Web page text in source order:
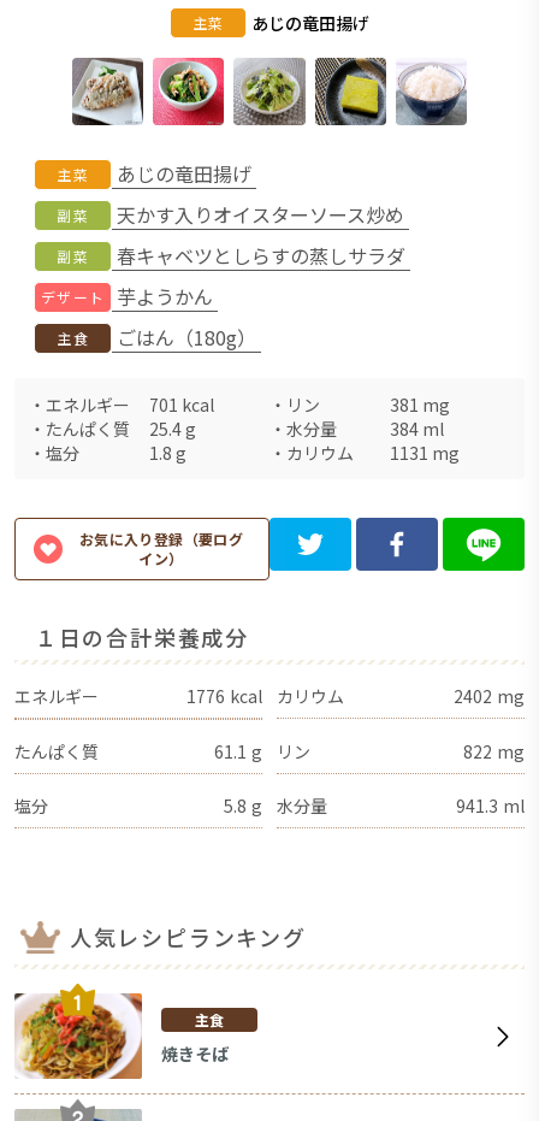
主菜 あじの竜田揚げ
主菜 あじの竜田揚げ
副菜 天かす入りオイスターソース炒め
副菜 春キャベツとしらすの蒸しサラダ
デザート 芋ようかん
主食 ごはん（180g）
・ エネルギー 701 kcal ・ リン 381 mg
・ たんぱく質 25.4g ・ 水分量 384 ml
・ 塩分 1.8 g ・ カリウム 1131 mg
お気に入り登録（要ログ
イン）
１日の合計栄養成分
エネルギー 1776 kcal カリウム 2402 mg
たんぱく質 61.1 g リン 822 mg
塩分 5.8 g 水分量 941.3 ml
人気レシピランキング
主食
焼きそば